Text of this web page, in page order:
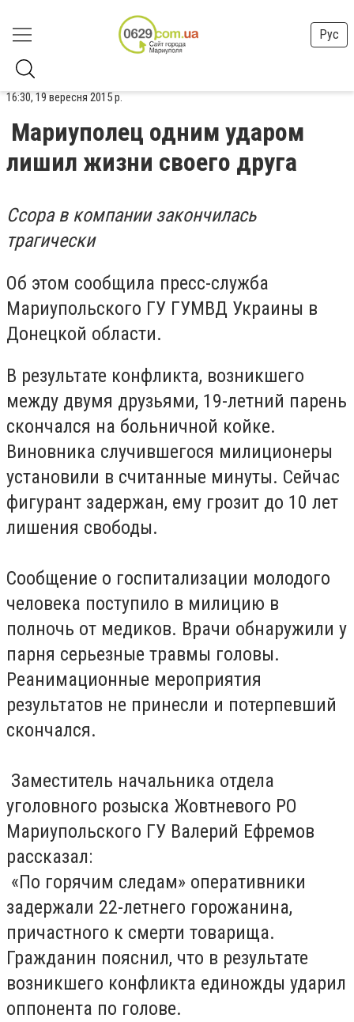
Рус
16:30, 19 вересня 2015 р.
Мариуполец одним ударом
лишил жизни своего друга
Ссора в компании закончилась
трагически
Об этом сообщила пресс-служба
Мариупольского ГУ ГУМВД Украины в
Донецкой области.
В результате конфликта, возникшего
между двумя друзьями, 19-летний парень
скончался на больничной койке.
Виновника случившегося милиционеры
установили в считанные минуты. Сейчас
фигурант задержан, ему грозит до 10 лет
лишения свободы.
Сообщение о госпитализации молодого
человека поступило в милицию в
полночь от медиков. Врачи обнаружили у
парня серьезные травмы головы.
Реанимационные мероприятия
результатов не принесли и потерпевший
скончался.
Заместитель начальника отдела
уголовного розыска Жовтневого РО
Мариупольского ГУ Валерий Ефремов
рассказал:
«По горячим следам» оперативники
задержали 22-летнего горожанина,
причастного к смерти товарища.
Гражданин пояснил, что в результате
возникшего конфликта единожды ударил
оппонента по голове.